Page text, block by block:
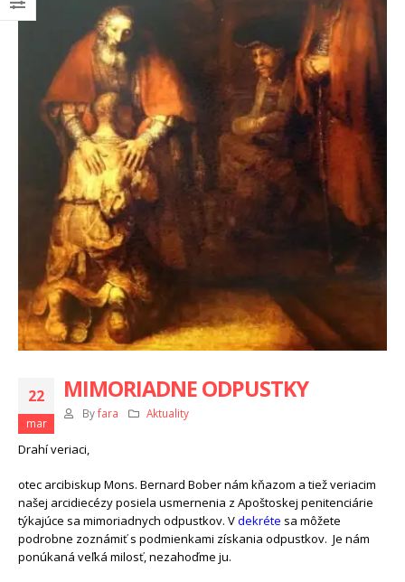
22
mar
MIMORIADNE ODPUSTKY
By fara Aktuality
Drahí veriaci,
otec arcibiskup Mons. Bernard Bober nám kňazom a tiež veriacim
našej arcidiecézy posiela usmernenia z Apoštoskej penitenciárie
týkajúce sa mimoriadnych odpustkov. Vdekréte sa môžete
podrobne zoznámiť s podmienkami získania odpustkov. Je nám
ponúkaná veľká milosť, nezahoďme ju.